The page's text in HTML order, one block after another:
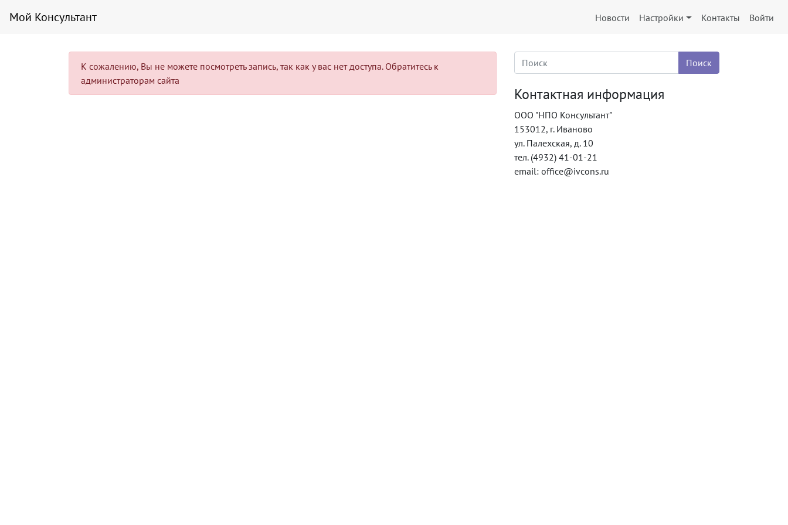
Мой Консультант Новости Настройки Контакты Войти
К сожалению, Вы не можете посмотреть запись, так как у вас нет доступа. Обратитесь к
администраторам сайта
Контактная информация
ООО "НПО Консультант"
153012, г. Иваново
ул. Палехская, д. 10
тел. (4932) 41-01-21
email: office@ivcons.ru